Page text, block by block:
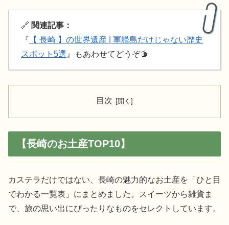
🔗 関連記事：
『 【 長崎 】の世界遺産 | 軍艦島だけじゃない歴史
スポット5選 』もあわせてどうぞ🫱
目次
【長崎のお土産TOP10】
カステラだけではない、長崎の魅力的なお土産を「ひと目
でわかる一覧表」にまとめました。スイーツから雑貨ま
で、旅の思い出にぴったりなものをセレクトしています。